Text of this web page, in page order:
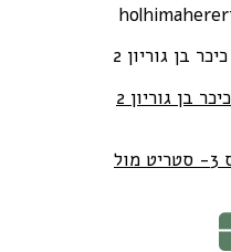
בן גוריון 2
בן גוריון 2